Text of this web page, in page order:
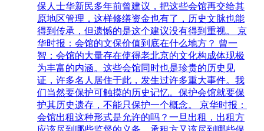
保人士华新民多年前曾建议，把这些会馆再交给其
原地区管理，这样修缮资金也有了，历史文脉也能
得到传承，但遗憾的是这个建议没有得到重视。 京
华时报：会馆的文保价值到底在什么地方？ 曾一
智：会馆的大量存在使得老北京的文化构成体现极
为丰富的内涵。这些会馆同时也是珍贵的历史见
证，许多名人居住于此，发生过许多重大事件。我
们当然要保护可触摸的历史记忆。保护会馆就要保
护其历史遗存，不能只保护一个概念。 京华时报：
会馆出租这种形式是允许的吗？一旦出租，出租方